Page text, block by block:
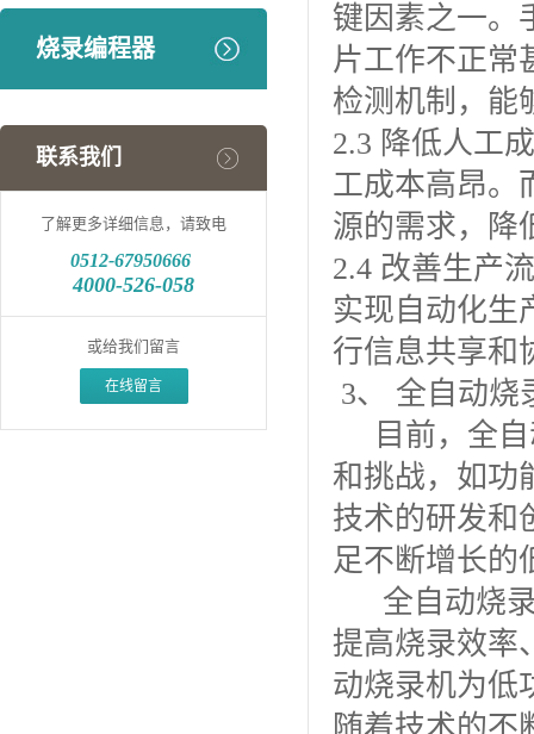
烧录编程器
联系我们
了解更多详细信息，请致电
0512-67950666
4000-526-058
或给我们留言
在线留言
键因素之一。
片工作不正常
检测机制，能
2.3 降低人工
工成本高昂。
源的需求，降
2.4 改善生产
实现自动化生
行信息共享和
3、 全自动烧
目前，全自
和挑战，如功
技术的研发和
足不断增长的
全自动烧录
提高烧录效率
动烧录机为低